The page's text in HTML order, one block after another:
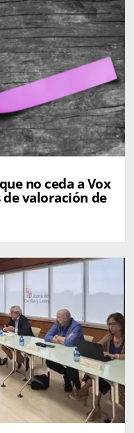
no ceda a Vox
de valoración de